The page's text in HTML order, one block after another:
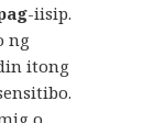
-iisip.
ng
itong